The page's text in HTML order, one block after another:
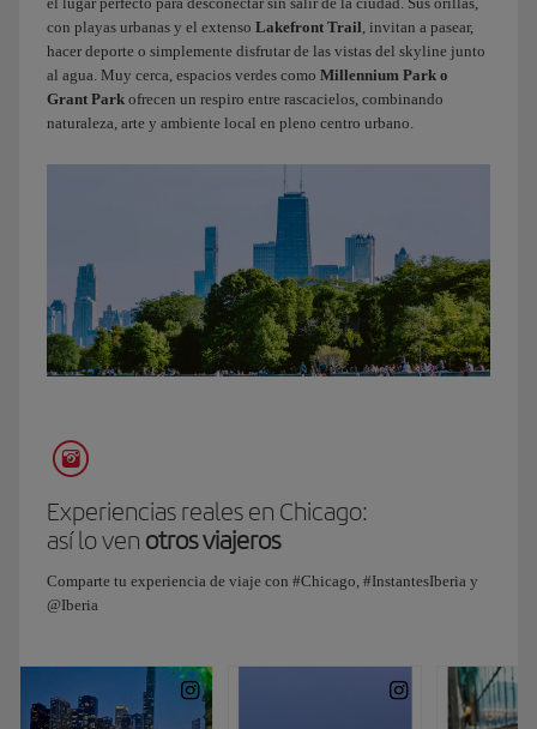
justo
aquí?
Hemos
venido
a
de
icónicos
de
la
ciudad.
Tanto
cartel
como
edificio
fueron
protegidos
e
por
la
con playas urbanas y el extenso Lakefront Trail , invitan a pasear,
hacer deporte o simplemente disfrutar de las vistas del skyline junto
al agua. Muy cerca, espacios verdes como Millennium Park o
Grant Park ofrecen un respiro entre rascacielos, combinando
naturaleza, arte y ambiente local en pleno centro urbano.
Experiencias reales en Chicago:
así lo ven otros viajeros
Comparte tu experiencia de viaje con #Chicago, #InstantesIberia y
@Iberia